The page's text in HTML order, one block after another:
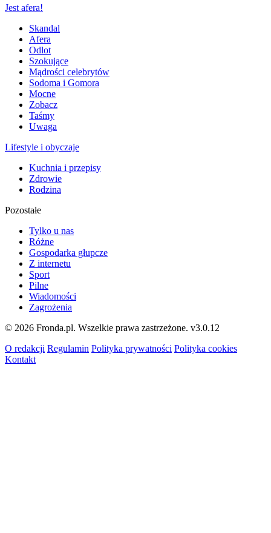
Jest afera!
Skandal
Afera
Odlot
Szokujące
Mądrości celebrytów
Sodoma i Gomora
Mocne
Zobacz
Taśmy
Uwaga
Lifestyle i obyczaje
Kuchnia i przepisy
Zdrowie
Rodzina
Pozostałe
Tylko u nas
Różne
Gospodarka głupcze
Z internetu
Sport
Pilne
Wiadomości
Zagrożenia
© 2026 Fronda.pl. Wszelkie prawa zastrzeżone. v3.0.12
O redakcji Regulamin Polityka prywatności Polityka cookies
Kontakt